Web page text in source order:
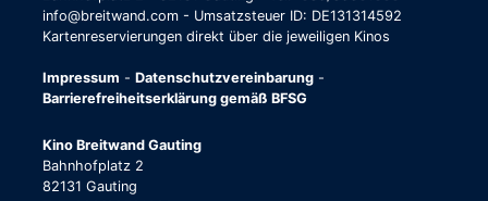
info@breitwand.com - Umsatzsteuer ID: DE131314592
Kartenreservierungen direkt über die jeweiligen Kinos
Impressum - Datenschutzvereinbarung -
Barrierefreiheitserklärung gemäß BFSG
Kino Breitwand Gauting
Bahnhofplatz 2
82131 Gauting